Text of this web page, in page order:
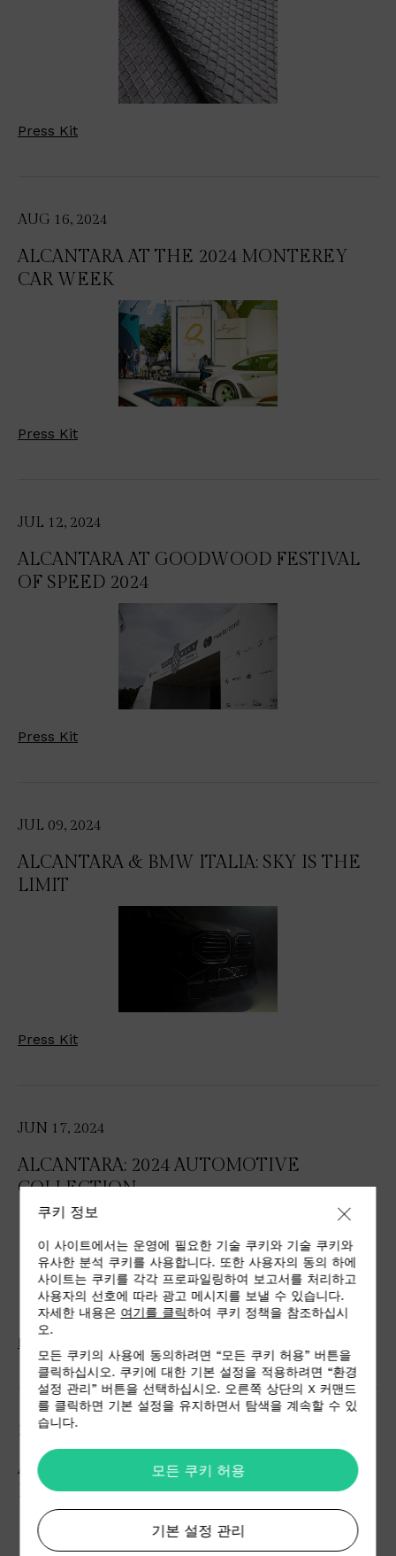
Press Kit
AUG 16, 2024
ALCANTARA AT THE 2024 MONTEREY
CAR WEEK
Press Kit
JUL 12, 2024
ALCANTARA AT GOODWOOD FESTIVAL
OF SPEED 2024
Press Kit
JUL 09, 2024
ALCANTARA & BMW ITALIA: SKY IS THE
LIMIT
Press Kit
JUN 17, 2024
ALCANTARA: 2024 AUTOMOTIVE
COLLECTION
Press Kit
MAY 27, 2024
ALCANTARA AT AIRCRAFT INTERIORS
EXPO 2024
쿠키 정보
이 사이트에서는 운영에 필요한 기술 쿠키와 기술 쿠키와
유사한 분석 쿠키를 사용합니다. 또한 사용자의 동의 하에
사이트는 쿠키를 각각 프로파일링하여 보고서를 처리하고
사용자의 선호에 따라 광고 메시지를 보낼 수 있습니다.
자세한 내용은 여기를 클릭하여 쿠키 정책을 참조하십시
오.
모든 쿠키의 사용에 동의하려면 “모든 쿠키 허용” 버튼을
클릭하십시오. 쿠키에 대한 기본 설정을 적용하려면 “환경
설정 관리” 버튼을 선택하십시오. 오른쪽 상단의 X 커맨드
를 클릭하면 기본 설정을 유지하면서 탐색을 계속할 수 있
습니다.
모든 쿠키 허용
기본 설정 관리